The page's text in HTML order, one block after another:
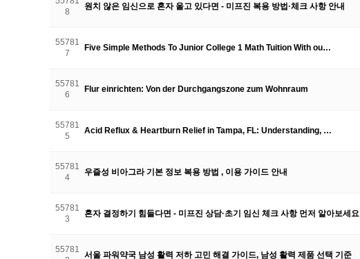
8
원치 않은 임신으로 혼자 울고 있다면 - 미프진 복용 방법·체크 사항 안내
55781
7
Five Simple Methods To Junior College 1 Math Tuition With ou…
55781
6
Flur einrichten: Von der Durchgangszone zum Wohnraum
55781
5
Acid Reflux & Heartburn Relief in Tampa, FL: Understanding, …
55781
4
우즐성 비아그라 기본 정보 복용 방법 , 이용 가이드 안내
55781
3
혼자 결정하기 힘들다면 - 미프진 상담·초기 임신 체크 사항 먼저 알아보세요
55781
서울 파워약국 남성 활력 저하 고민 해결 가이드, 남성 활력 제품 선택 기준